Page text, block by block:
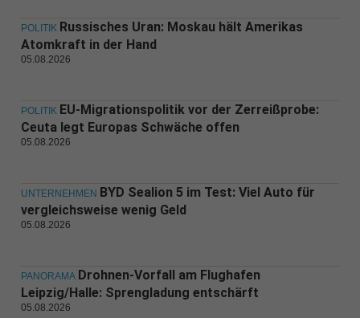
POLITIK Russisches Uran: Moskau hält Amerikas
Atomkraft in der Hand
05.08.2026
POLITIK EU-Migrationspolitik vor der Zerreißprobe:
Ceuta legt Europas Schwäche offen
05.08.2026
UNTERNEHMEN BYD Sealion 5 im Test: Viel Auto für
vergleichsweise wenig Geld
05.08.2026
PANORAMA Drohnen-Vorfall am Flughafen
Leipzig/Halle: Sprengladung entschärft
05.08.2026